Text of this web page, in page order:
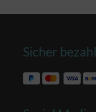
Sicher